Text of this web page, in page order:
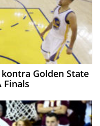
Golden State
Finals